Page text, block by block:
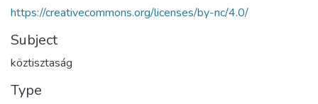
https://creativecommons.org/licenses/by-nc/4.0/
Subject
köztisztaság
Type